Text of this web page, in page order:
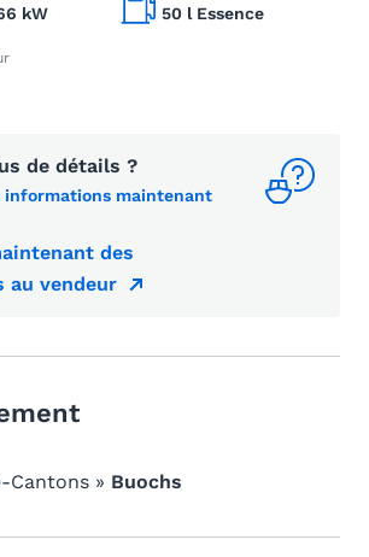
kW 50 l Essence
de détails ?
informations maintenant
des
au vendeur
Cantons » Buochs